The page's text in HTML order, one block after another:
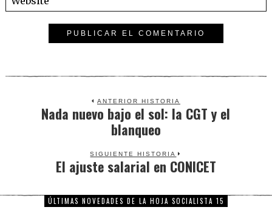
ANTERIOR HISTORIA
Previous
post:
Nada nuevo bajo el sol: la CGT y el
blanqueo
SIGUIENTE HISTORIA
Next
El ajuste salarial en CONICET
ÚLTIMAS NOVEDADES DE LA HOJA SOCIALISTA 15